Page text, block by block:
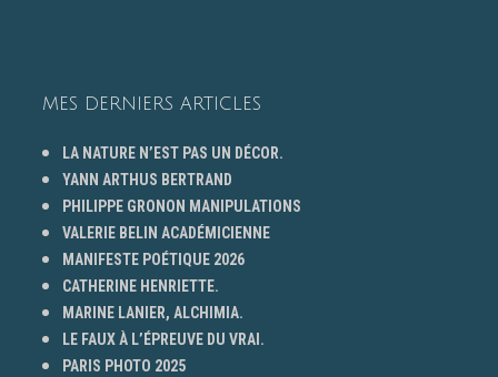
MES DERNIERS ARTICLES
LA NATURE N’EST PAS UN DÉCOR.
YANN ARTHUS BERTRAND
PHILIPPE GRONON MANIPULATIONS
VALERIE BELIN ACADÉMICIENNE
MANIFESTE POÉTIQUE 2026
CATHERINE HENRIETTE.
MARINE LANIER, ALCHIMIA.
LE FAUX À L’ÉPREUVE DU VRAI.
PARIS PHOTO 2025